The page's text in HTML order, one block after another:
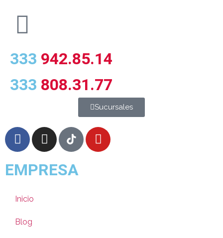
333 942.85.14
333 808.31.77
Sucursales
EMPRESA
Inicio
Blog